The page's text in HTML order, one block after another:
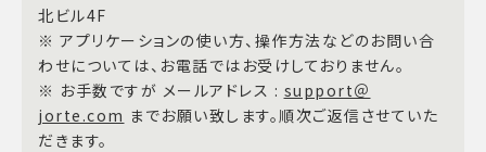
北ビル4F
※ アプリケーションの使い方、操作方法などのお問い合
わせについては、お電話ではお受けしておりません。
※ お手数ですが メールアドレス : support＠
jorte.com までお願い致します。順次ご返信させていた
だきます。